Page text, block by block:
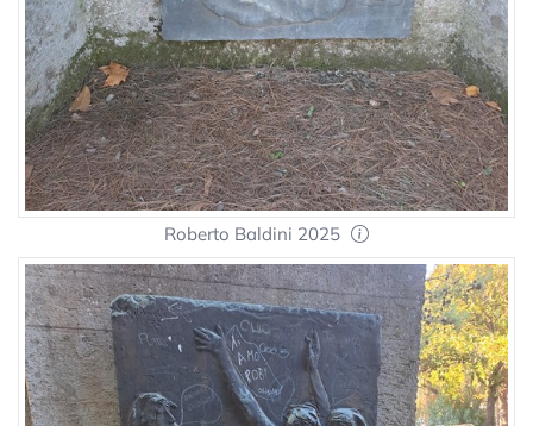
Roberto Baldini 2025